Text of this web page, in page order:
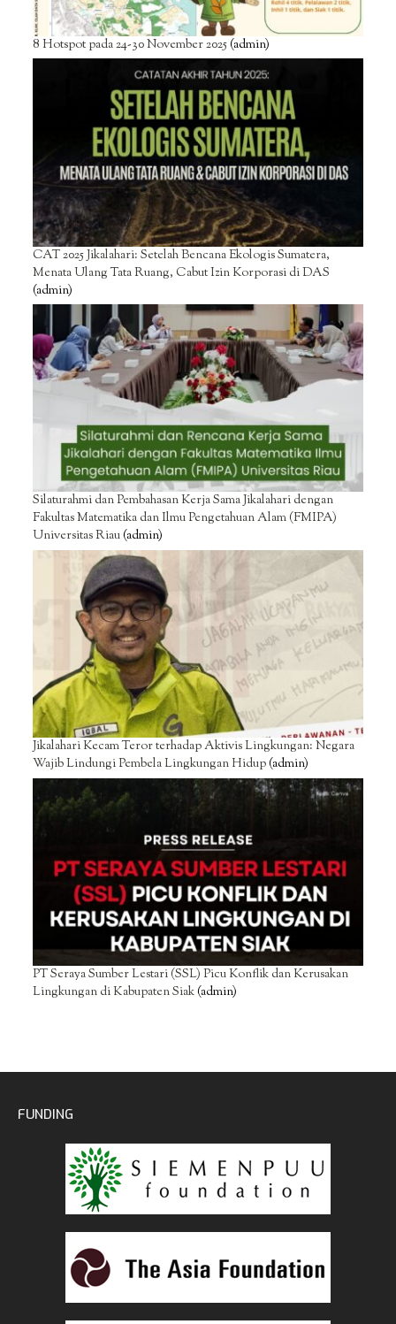
8 Hotspot pada 24-30 November 2025(admin)
CAT 2025 Jikalahari: Setelah Bencana Ekologis Sumatera,
Menata Ulang Tata Ruang, Cabut Izin Korporasi di DAS
(admin)
Silaturahmi dan Pembahasan Kerja Sama Jikalahari dengan
Fakultas Matematika dan Ilmu Pengetahuan Alam (FMIPA)
Universitas Riau(admin)
Jikalahari Kecam Teror terhadap Aktivis Lingkungan: Negara
Wajib Lindungi Pembela Lingkungan Hidup(admin)
PT Seraya Sumber Lestari (SSL) Picu Konflik dan Kerusakan
Lingkungan di Kabupaten Siak(admin)
FUNDING